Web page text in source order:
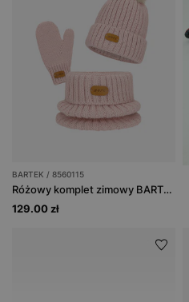
BARTEK / 8560115
Różowy komplet zimowy BARTEK 85601-15 czapka z pomponem + komin + rękawiczki
129.00 zł